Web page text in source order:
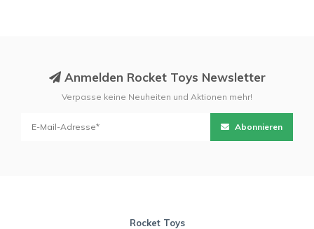
Anmelden Rocket Toys Newsletter
Verpasse keine Neuheiten und Aktionen mehr!
Abonnieren
Rocket Toys